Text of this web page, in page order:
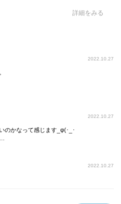
すぎて苦しかっただろうなぁと
たい何人の人達が本当の意味で
出し続け、死に様まで三島由紀
しまう。
にはベスト‼︎
笑った三島
んの楽屋に300本の薔薇の花束
詳細をみる
2022.10.27
2022.10.27
のかなって感じます_φ(･_･
…
2022.10.27